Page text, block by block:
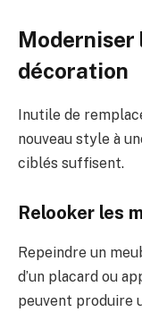
Moderniser
décoration
Inutile de
nouveau style à
ciblés suffisent.
Relooker les
Repeindre un
d’un placard ou
peuvent produire